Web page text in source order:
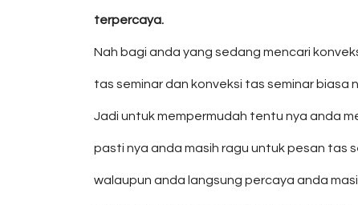
terpercaya.
Nah bagi anda yang sedang mencari
tas seminar dan konveksi tas seminar biasa
Jadi untuk mempermudah tentu nya anda
pasti nya anda masih ragu untuk pesan tas
walaupun anda langsung percaya anda